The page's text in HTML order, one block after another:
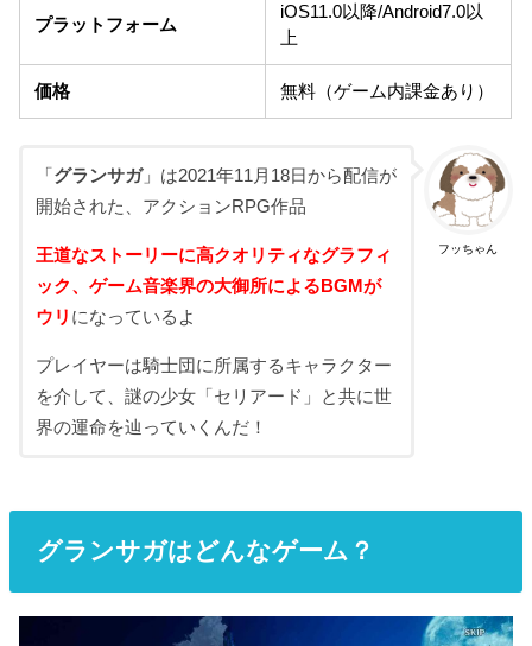
プラットフォーム
iOS11.0以降/Android7.0以
上
価格 無料（ゲーム内課金あり）
フッちゃん
「 グランサガ」は2021年11月18日から配信が
開始された、アクションRPG作品
王道なストーリーに高クオリティなグラフィ
ック、ゲーム音楽界の大御所によるBGMが
ウリ になっているよ
プレイヤーは騎士団に所属するキャラクター
を介して、謎の少女「セリアード」と共に世
界の運命を辿っていくんだ！
グランサガはどんなゲーム？